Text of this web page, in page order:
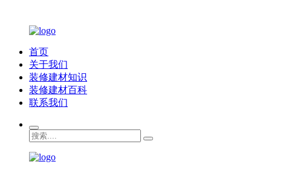
首页
关于我们
装修建材知识
装修建材百科
联系我们